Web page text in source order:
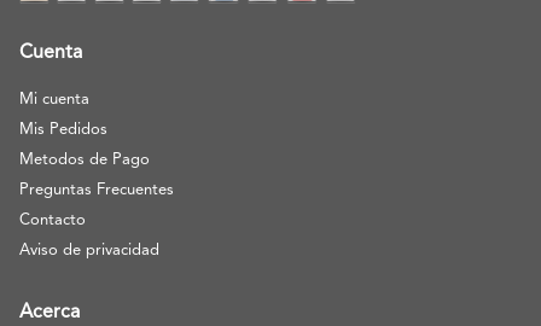
Cuenta
Mi cuenta
Mis Pedidos
Metodos de Pago
Preguntas Frecuentes
Contacto
Aviso de privacidad
Acerca